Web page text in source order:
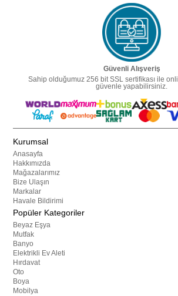
Güvenli Alışveriş
Sahip olduğumuz 256 bit SSL sertifikası ile
güvenle yapabilirsiniz.
Kurumsal
Anasayfa
Hakkımızda
Mağazalarımız
Bize Ulaşın
Markalar
Havale Bildirimi
Popüler Kategoriler
Beyaz Eşya
Mutfak
Banyo
Elektrikli Ev Aleti
Hırdavat
Oto
Boya
Mobilya